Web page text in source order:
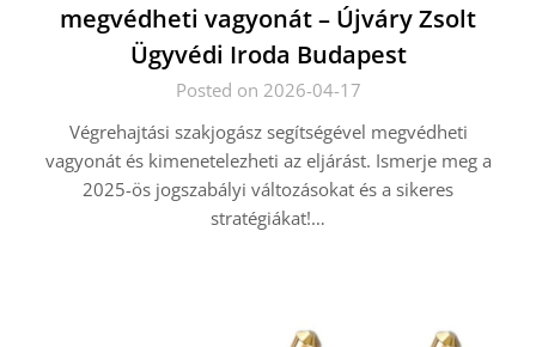
megvédheti vagyonát – Újváry Zsolt
Ügyvédi Iroda Budapest
Posted on 2026-04-17
Végrehajtási szakjogász segítségével megvédheti
vagyonát és kimenetelezheti az eljárást. Ismerje meg a
2025-ös jogszabályi változásokat és a sikeres
stratégiákat!…